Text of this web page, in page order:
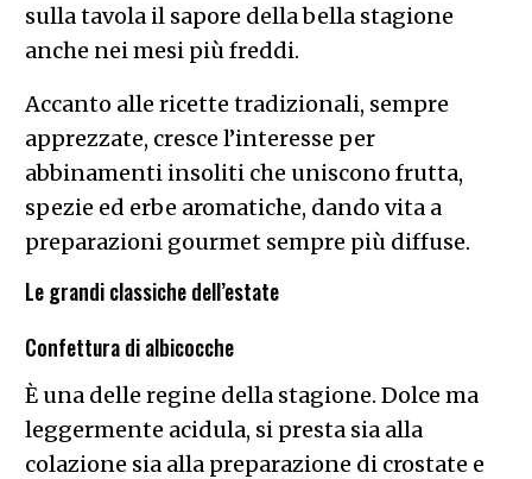
sulla tavola il sapore della bella stagione
anche nei mesi più freddi.
Accanto alle ricette tradizionali, sempre
apprezzate, cresce l’interesse per
abbinamenti insoliti che uniscono frutta,
spezie ed erbe aromatiche, dando vita a
preparazioni gourmet sempre più diffuse.
Le grandi classiche dell’estate
Confettura di albicocche
È una delle regine della stagione. Dolce ma
leggermente acidula, si presta sia alla
colazione sia alla preparazione di crostate e